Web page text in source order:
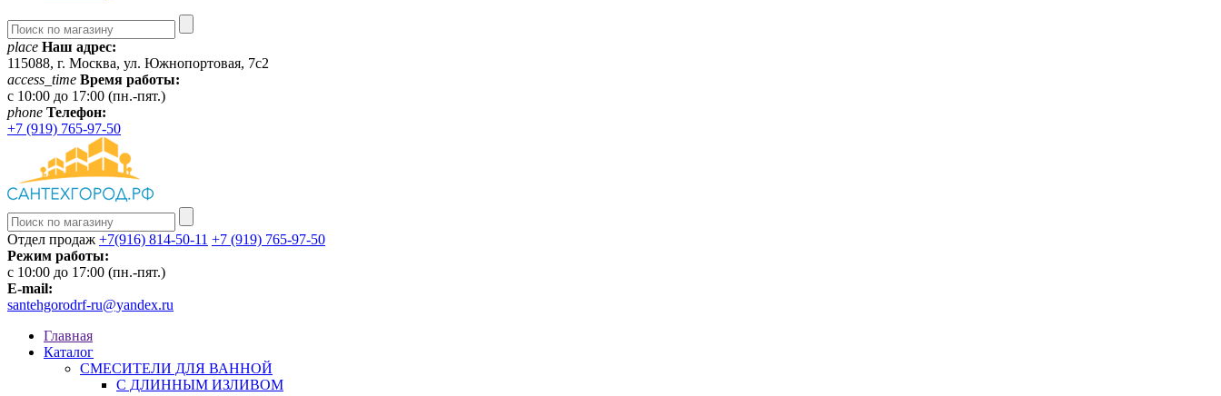
place Наш адрес:
115088, г. Москва, ул. Южнопортовая, 7с2
access_time Время работы:
c 10:00 до 17:00 (пн.-пят.)
phone Телефон:
+7 (919) 765-97-50
Отдел продаж +7(916) 814-50-11 +7 (919) 765-97-50
Режим работы:
c 10:00 до 17:00 (пн.-пят.)
E-mail:
santehgorodrf-ru@yandex.ru
Главная
Каталог
СМЕСИТЕЛИ ДЛЯ ВАННОЙ
С ДЛИННЫМ ИЗЛИВОМ